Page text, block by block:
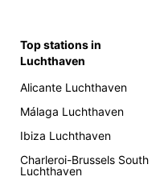
Top stations in
Luchthaven
Alicante Luchthaven
Málaga Luchthaven
Ibiza Luchthaven
Charleroi-Brussels South
Luchthaven